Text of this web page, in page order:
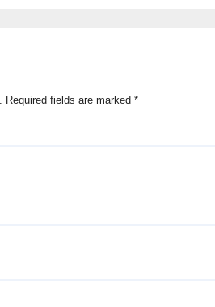
Required fields are marked *